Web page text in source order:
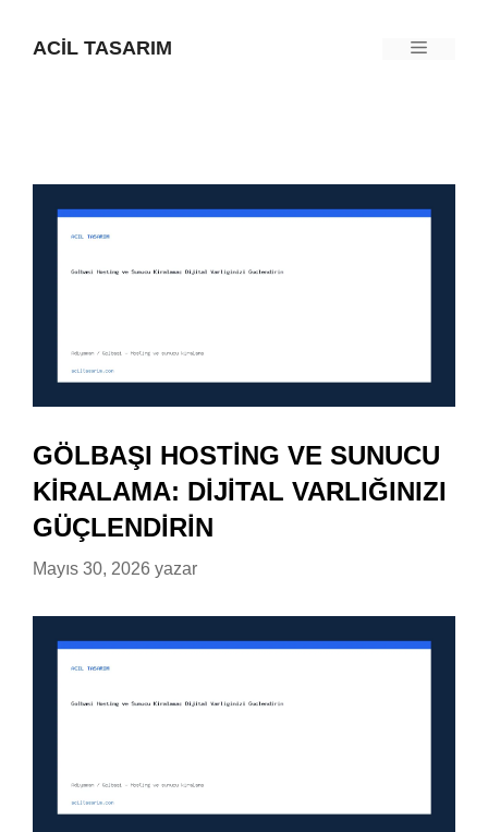
İçeriğeACIL TASARIM Menü
GÖLBAŞI HOSTING VE SUNUCU
KIRALAMA: DIJITAL VARLIĞINIZI
GÜÇLENDIRIN
Mayıs 30, 2026 yazar